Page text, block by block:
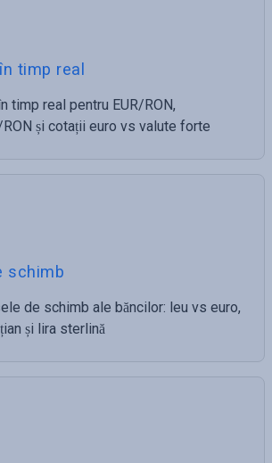
timp real
timp real pentru EUR/RON,
și cotații euro vs valute forte
schimb
de schimb ale băncilor: leu vs euro,
și lira sterlină